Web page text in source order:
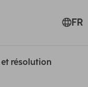
FR
résolution